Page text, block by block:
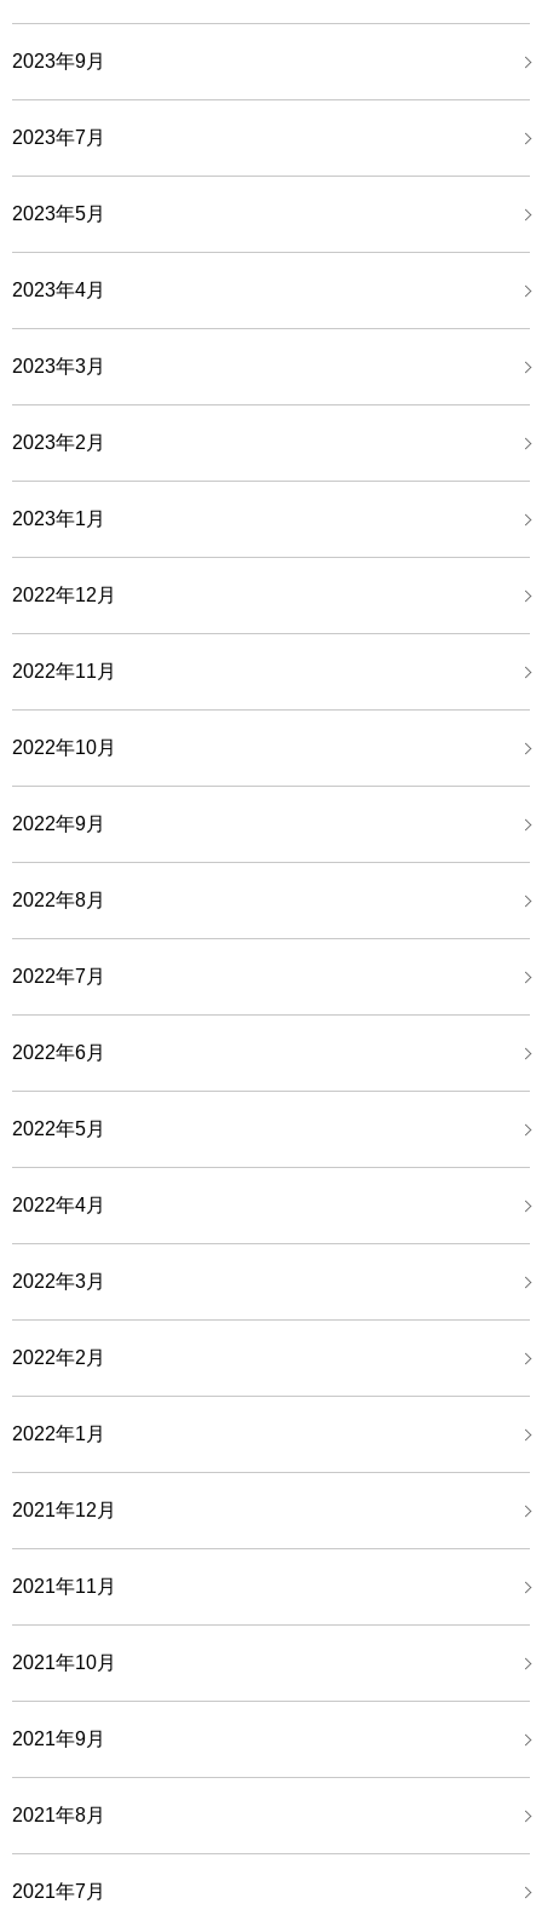
2023年9月
2023年7月
2023年5月
2023年4月
2023年3月
2023年2月
2023年1月
2022年12月
2022年11月
2022年10月
2022年9月
2022年8月
2022年7月
2022年6月
2022年5月
2022年4月
2022年3月
2022年2月
2022年1月
2021年12月
2021年11月
2021年10月
2021年9月
2021年8月
2021年7月